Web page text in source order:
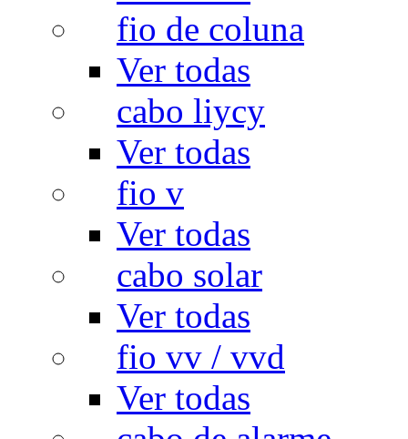
fio de coluna
Ver todas
cabo liycy
Ver todas
fio v
Ver todas
cabo solar
Ver todas
fio vv / vvd
Ver todas